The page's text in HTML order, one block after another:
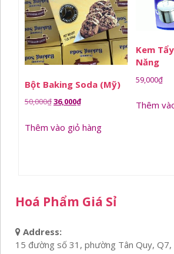
Bột Baking Soda (Mỹ)
50,000₫Giá
là:
36,000₫Giá
tại
Thêm vào giỏ hàng
Kem
Năng
59,000₫
Thêm
Hoá Phẩm Giá Sỉ
Address:
15 đường số 31, phường Tân Quy, Q7,